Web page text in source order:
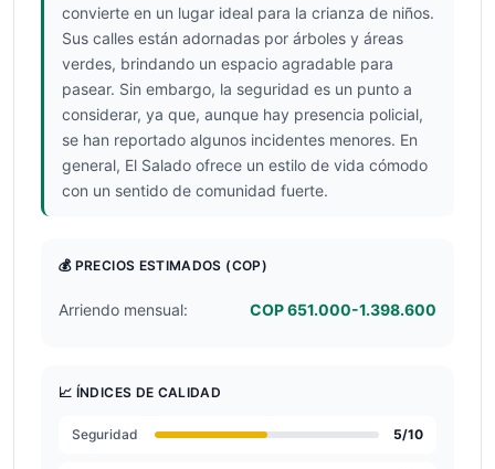
convierte en un lugar ideal para la crianza de niños.
Sus calles están adornadas por árboles y áreas
verdes, brindando un espacio agradable para
pasear. Sin embargo, la seguridad es un punto a
considerar, ya que, aunque hay presencia policial,
se han reportado algunos incidentes menores. En
general, El Salado ofrece un estilo de vida cómodo
con un sentido de comunidad fuerte.
💰 PRECIOS ESTIMADOS (COP)
Arriendo mensual: COP 651.000-1.398.600
📈 ÍNDICES DE CALIDAD
Seguridad 5/10